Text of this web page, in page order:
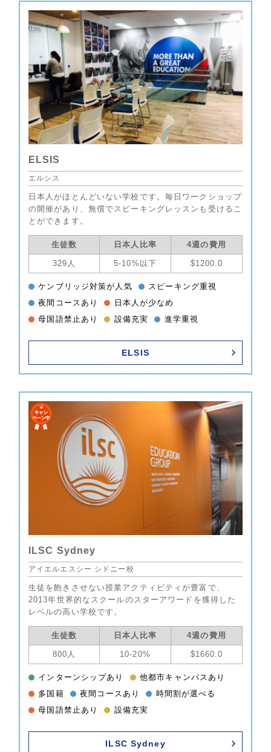
ELSIS
エルシス
日本人がほとんどいない学校です。毎日ワークショップ
の開催があり、無償でスピーキングレッスンも受けるこ
とができます。
生徒数 日本人比率 4週の費用
329人 5-10%以下 $1200.0
ケンブリッジ対策が人気
スピーキング重視
夜間コースあり
日本人が少なめ
母国語禁止あり
設備充実 進学重視
ELSIS
ILSC Sydney
アイエルエスシー シドニー校
生徒を飽きさせない授業アクティビティが豊富で、
2013年世界的なスクールのスターアワードを獲得した
レベルの高い学校です。
生徒数 日本人比率 4週の費用
800人 10-20% $1660.0
インターンシップあり
他都市キャンパスあり
多国籍
夜間コースあり
時間割が選べる
母国語禁止あり
設備充実
ILSC Sydney